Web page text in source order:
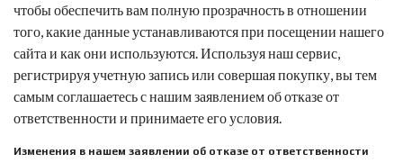
чтобы обеспечить вам полную прозрачность в отношении
того, какие данные устанавливаются при посещении нашего
сайта и как они используются. Используя наш сервис,
регистрируя учетную запись или совершая покупку, вы тем
самым соглашаетесь с нашим заявлением об отказе от
ответственности и принимаете его условия.
Изменения в нашем заявлении об отказе от ответственности